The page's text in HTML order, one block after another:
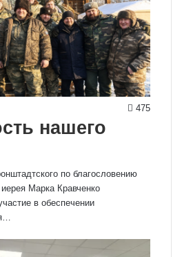
475
нашего
по благословению
Марка Кравченко
в обеспечении